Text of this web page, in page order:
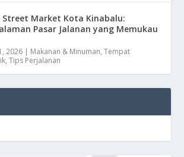
Street Market Kota Kinabalu:
Pasar Jalanan yang Memukau
2026 | Makanan & Minuman,Tempat
,Tips Perjalanan